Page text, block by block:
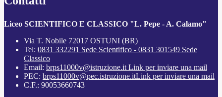
Liceo SCIENTIFICO E CLASSICO "L. Pepe - A. Calamo"
Via T. Nobile 72017 OSTUNI (BR)
Tel: 0831 332291 Sede Scientifico - 0831 301549 Sede
Classico
Email: brps11000v@istruzione.it Link per inviare una mail
PEC: brps11000v@pec.istruzione.itLink per inviare una mail
C.F.: 90053660743